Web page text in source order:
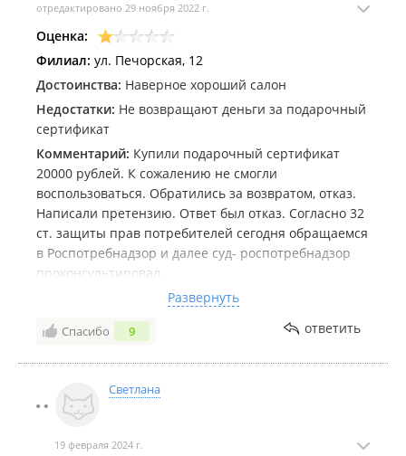
отредактировано 29 ноября 2022 г.
Оценка:
Филиал: ул. Печорская, 12
Достоинства: Наверное хороший салон
Недостатки: Не возвращают деньги за подарочный
сертификат
Комментарий: Купили подарочный сертификат
20000 рублей. К сожалению не смогли
воспользоваться. Обратились за возвратом, отказ.
Написали претензию. Ответ был отказ. Согласно 32
ст. защиты прав потребителей сегодня обращаемся
в Роспотребнадзор и далее суд- роспотребнадзор
проконсультировал.
Более того сам сертификат имеет срок годности, что
уже нарушает закон о защите прав потребителей
ограничивая их права.
Развернуть
Спасибо 9 ответить
Светлана
19 февраля 2024 г.